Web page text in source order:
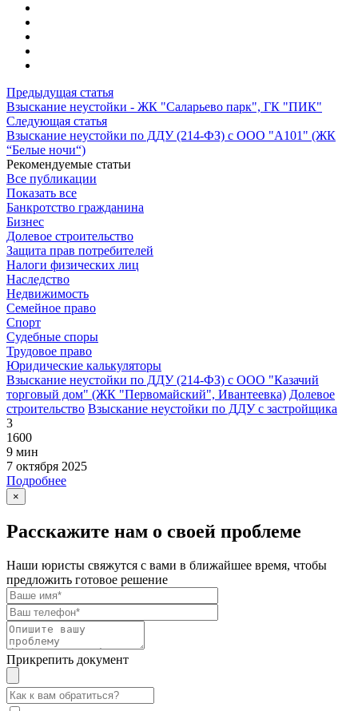
Предыдущая статья
Взыскание неустойки - ЖК "Саларьево парк", ГК "ПИК"
Следующая статья
Взыскание неустойки по ДДУ (214-ФЗ) с ООО "А101" (ЖК
“Белые ночи“)
Рекомендуемые статьи
Все публикации
Показать все
Банкротство гражданина
Бизнес
Долевое строительство
Защита прав потребителей
Налоги физических лиц
Наследство
Недвижимость
Семейное право
Спорт
Судебные споры
Трудовое право
Юридические калькуляторы
Взыскание неустойки по ДДУ (214-ФЗ) с ООО "Казачий
торговый дом" (ЖК "Первомайский", Ивантеевка) Долевое
строительство Взыскание неустойки по ДДУ с застройщика
3
1600
9 мин
7 октября 2025
Подробнее
×
Расскажите нам о своей проблеме
Наши юристы свяжутся с вами в ближайшее время, чтобы
предложить готовое решение
Прикрепить документ